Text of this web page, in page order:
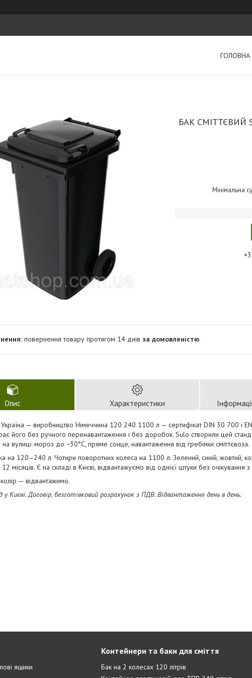
ГОЛОВНА
БАК СМІТТЄВИЙ
Мінімальна
повернення товару протягом 14 днів за домовленістю
Опис Характеристики
— виробництво Німеччина 120 240 1100 л — сертифікат DIN 30 700 і
його без ручного перенавантаження і без доробок. Sulo створили цей
вулиці: мороз до −30°C, пряме сонце, навантаження від гребінки сміттєвоза.
на 120–240 л. Чотири поворотних колеса на 1100 л. Зелений, синій, жовтий,
12 місяців. Є на складі в Києві, відвантажуємо від однієї штуки без очікування
— відвантажимо.
Києві. Договір, безготівковий розрахунок з ПДВ. Відвантаження день в день.
ящики
Контейнери та баки для сміття
Бак на 2 колесах 120 літрів